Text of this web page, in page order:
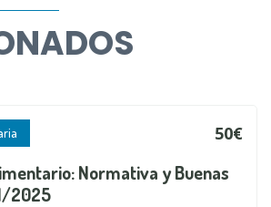
50€
Normativa y Buenas
2025